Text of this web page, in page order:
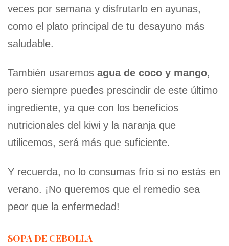
veces por semana y disfrutarlo en ayunas,
como el plato principal de tu desayuno más
saludable.
También usaremos agua de coco y mango,
pero siempre puedes prescindir de este último
ingrediente, ya que con los beneficios
nutricionales del kiwi y la naranja que
utilicemos, será más que suficiente.
Y recuerda, no lo consumas frío si no estás en
verano. ¡No queremos que el remedio sea
peor que la enfermedad!
SOPA DE CEBOLLA